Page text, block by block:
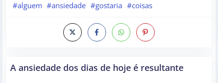
#alguem #ansiedade #gostaria #coisas
A ansiedade dos dias de hoje é resultante